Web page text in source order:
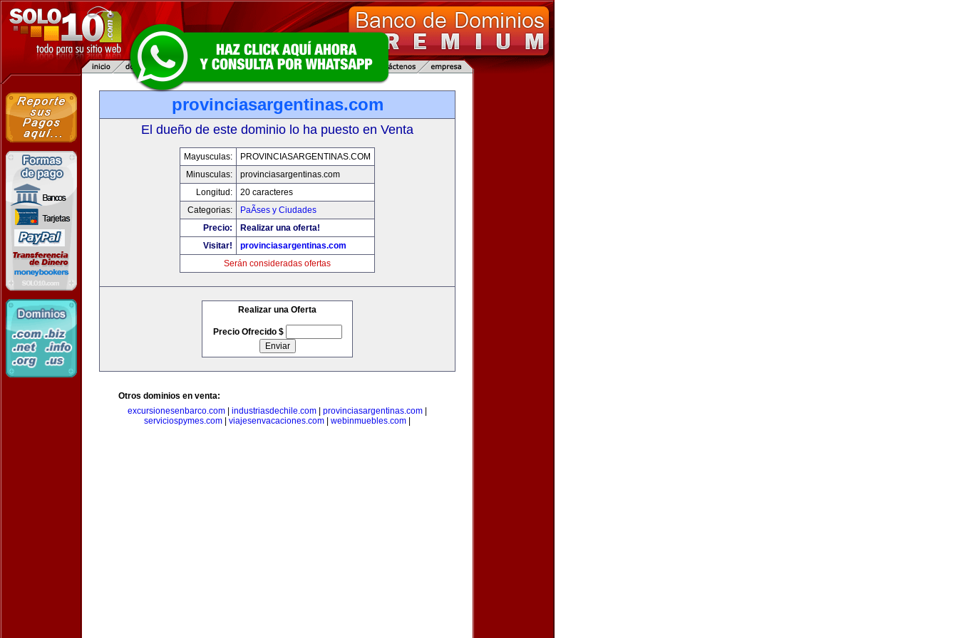
provinciasargentinas.com
El dueño de este dominio lo ha puesto en Venta
Mayusculas:
PROVINCIASARGENTINAS.COM
Minusculas:
provinciasargentinas.com
Longitud:
20 caracteres
Categorias:
PaÃ­ses y Ciudades
Precio:
Realizar una oferta!
Visitar!
provinciasargentinas.com
Serán consideradas ofertas
Realizar una Oferta
Precio Ofrecido $
Otros dominios en venta:
excursionesenbarco.com
industriasdechile.com provinciasargentinas.com
serviciospymes.com
viajesenvacaciones.com webinmuebles.com